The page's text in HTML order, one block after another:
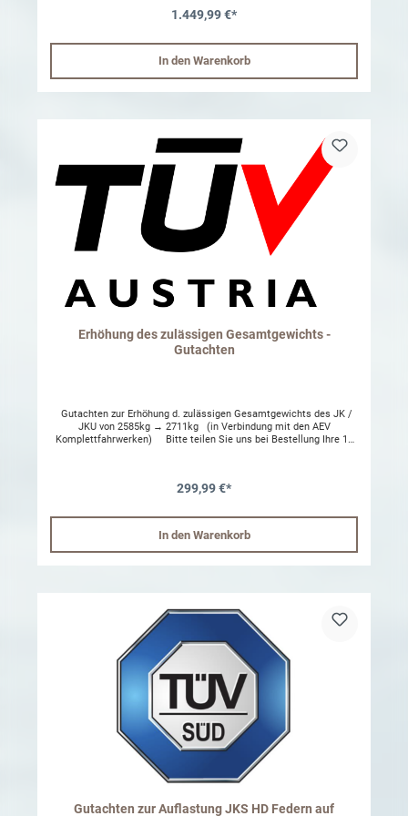
Erhöhung des zulässigen Gesamtgewichts auf 3350 kg
enthaltenen Stoßdämpfer von Bilstein oder die optional erhältlichen
ICON Stoßdämpfer montiert sein. Für die maximale
Gewichtsauflastung benötigst du Felgen mit einer geprüften
Radlast von mindestens 925kg (z.B. Bawarrion BonZ Beadlock oder
BUiLT) Bitte teile uns bei Bestellung die 17 stellige
auszustellen.
1.449,99 €*
In den Warenkorb
Erhöhung des zulässigen Gesamtgewichts -
Gutachten
Gutachten zur Erhöhung d. zulässigen Gesamtgewichts des JK /
JKU von 2585kg → 2711kg (in Verbindung mit den AEV
Komplettfahrwerken) Bitte teilen Sie uns bei Bestellung Ihre 17
ABE / EG-BE-Nr. Ihres Fahrzeugs lautet wie folgt:
werden, deshalb empfehlen wir vorab mit einem Prüfer Ihres
vertrauens zu besprechen ob dieser die Eintragung vornehmen
kann. Achtung: Es ist gesetzlich vorgeschrieben das Typenschild
ihres Fahrzeugs anzupassen !
299,99 €*
In den Warenkorb
Gutachten zur Auflastung JKS HD Federn auf